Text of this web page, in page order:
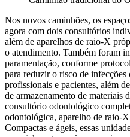
Nos novos caminhões, os
agora com dois consultórios
além de aparelhos de raio-X
o atendimento. Também foram
paramentação, conforme
para reduzir o risco de infecções
profissionais e pacientes, além
de armazenamento de materiais
consultório odontológico
odontológica, aparelho de raio-
Compactas e ágeis, essas